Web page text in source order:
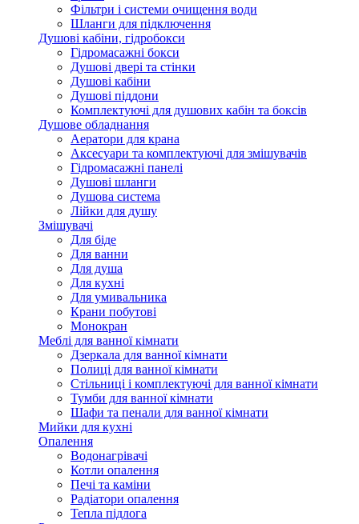
Фільтри і системи очищення води
Шланги для підключення
Душові кабіни, гідробокси
Гідромасажні бокси
Душові двері та стінки
Душові кабіни
Душові піддони
Комплектуючі для душових кабін та боксів
Душове обладнання
Аератори для крана
Аксесуари та комплектуючі для змішувачів
Гідромасажні панелі
Душові шланги
Душова система
Лійки для душу
Змішувачі
Для біде
Для ванни
Для душа
Для кухні
Для умивальника
Крани побутові
Монокран
Меблі для ванної кімнати
Дзеркала для ванної кімнати
Полиці для ванної кімнати
Стільниці і комплектуючі для ванної кімнати
Тумби для ванної кімнати
Шафи та пенали для ванної кімнати
Мийки для кухні
Опалення
Водонагрівачі
Котли опалення
Печі та каміни
Радіатори опалення
Тепла підлога